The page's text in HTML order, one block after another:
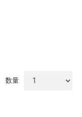
数量